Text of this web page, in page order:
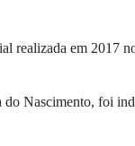
realizada em 2017
Nascimento, foi